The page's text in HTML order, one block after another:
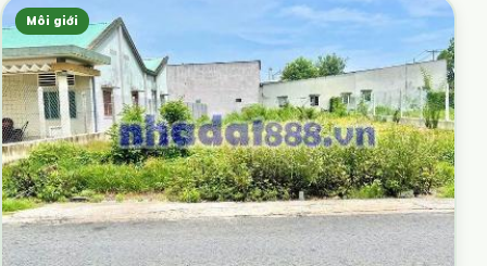
Môi giới